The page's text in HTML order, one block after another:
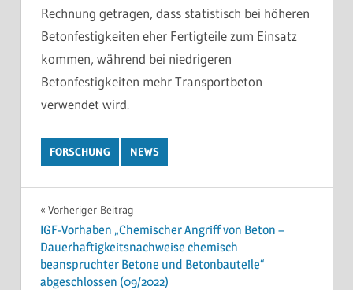
Rechnung getragen, dass statistisch bei höheren
Betonfestigkeiten eher Fertigteile zum Einsatz
kommen, während bei niedrigeren
Betonfestigkeiten mehr Transportbeton
verwendet wird.
FORSCHUNG NEWS
Beitragsnavigation
Vorheriger Beitrag
IGF-Vorhaben „Chemischer Angriff von Beton –
Dauerhaftigkeitsnachweise chemisch
beanspruchter Betone und Betonbauteile“
abgeschlossen (09/2022)